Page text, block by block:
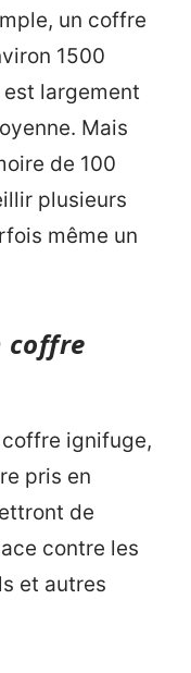
un coffre
1500
largement
Mais
de 100
plusieurs
même un
coffre
coffre ignifuge,
pris en
de
contre les
et autres